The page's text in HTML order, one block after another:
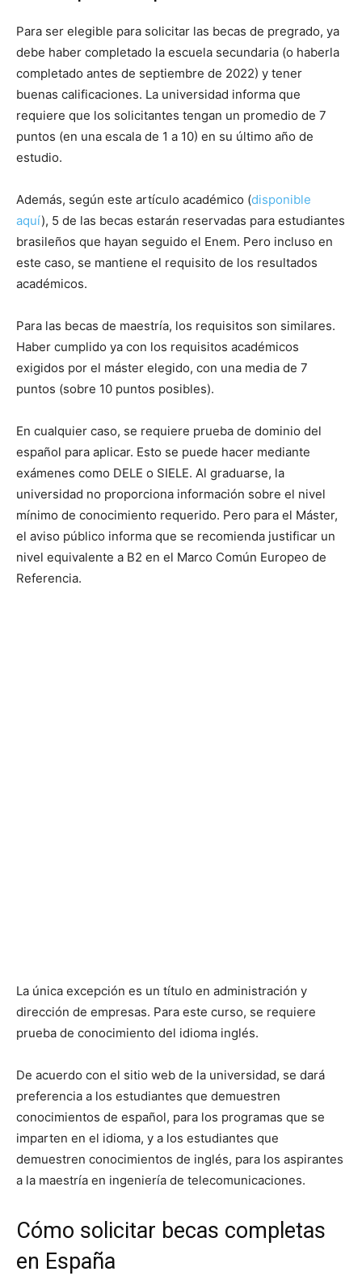
Para ser elegible para solicitar las becas de pregrado, ya
debe haber completado la escuela secundaria (o haberla
completado antes de septiembre de 2022) y tener
buenas calificaciones. La universidad informa que
requiere que los solicitantes tengan un promedio de 7
puntos (en una escala de 1 a 10) en su último año de
estudio.
Además, según este artículo académico (disponible
aquí), 5 de las becas estarán reservadas para estudiantes
brasileños que hayan seguido el Enem. Pero incluso en
este caso, se mantiene el requisito de los resultados
académicos.
Para las becas de maestría, los requisitos son similares.
Haber cumplido ya con los requisitos académicos
exigidos por el máster elegido, con una media de 7
puntos (sobre 10 puntos posibles).
En cualquier caso, se requiere prueba de dominio del
español para aplicar. Esto se puede hacer mediante
exámenes como DELE o SIELE. Al graduarse, la
universidad no proporciona información sobre el nivel
mínimo de conocimiento requerido. Pero para el Máster,
el aviso público informa que se recomienda justificar un
nivel equivalente a B2 en el Marco Común Europeo de
Referencia.
La única excepción es un título en administración y
dirección de empresas. Para este curso, se requiere
prueba de conocimiento del idioma inglés.
De acuerdo con el sitio web de la universidad, se dará
preferencia a los estudiantes que demuestren
conocimientos de español, para los programas que se
imparten en el idioma, y ​​a los estudiantes que
demuestren conocimientos de inglés, para los aspirantes
a la maestría en ingeniería de telecomunicaciones.
Cómo solicitar becas completas
en España